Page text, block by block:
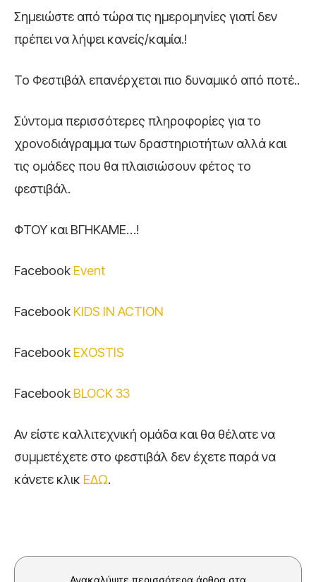
Σημειώστε από τώρα τις ημερομηνίες γιατί δεν
πρέπει να λήψει κανείς/καμία.!
Το Φεστιβάλ επανέρχεται πιο δυναμικό από ποτέ..
Σύντομα περισσότερες πληροφορίες για το
χρονοδιάγραμμα των δραστηριοτήτων αλλά και
τις ομάδες που θα πλαισιώσουν φέτος το
φεστιβάλ.
ΦΤΟΥ και ΒΓΗΚΑΜΕ…!
Facebook Event
Facebook KIDS IN ACTION
Facebook EXOSTIS
Facebook BLOCK 33
Αν είστε καλλιτεχνική ομάδα και θα θέλατε να
συμμετέχετε στο φεστιβάλ δεν έχετε παρά να
κάνετε κλικ ΕΔΩ.